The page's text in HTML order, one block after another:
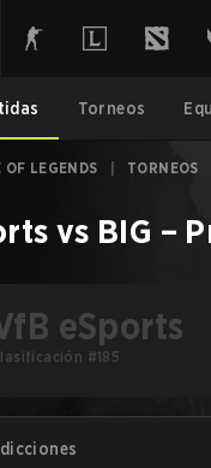
Torneos
OF LEGENDS TORNEOS
vs BIG –
eSports
#185